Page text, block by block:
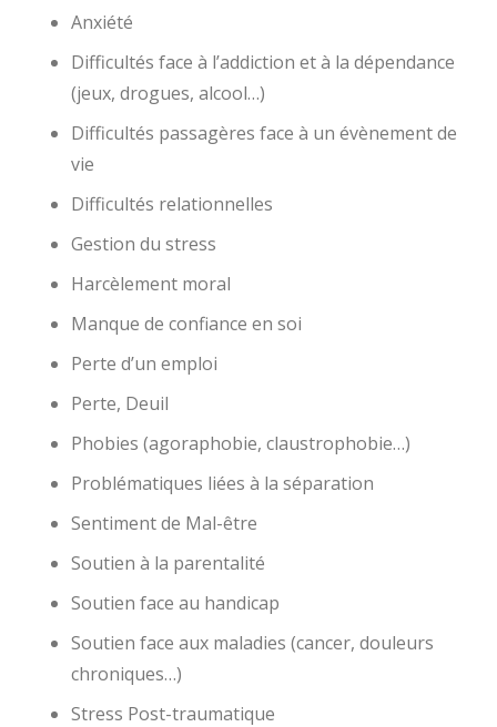
Anxiété
Difficultés face à l’addiction et à la dépendance
(jeux, drogues, alcool…)
Difficultés passagères face à un évènement de
vie
Difficultés relationnelles
Gestion du stress
Harcèlement moral
Manque de confiance en soi
Perte d’un emploi
Perte, Deuil
Phobies (agoraphobie, claustrophobie…)
Problématiques liées à la séparation
Sentiment de Mal-être
Soutien à la parentalité
Soutien face au handicap
Soutien face aux maladies (cancer, douleurs
chroniques…)
Stress Post-traumatique